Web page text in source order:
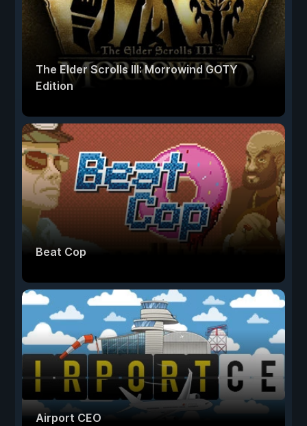
The Elder Scrolls III: Morrowind GOTY
Edition
Beat Cop
Airport CEO